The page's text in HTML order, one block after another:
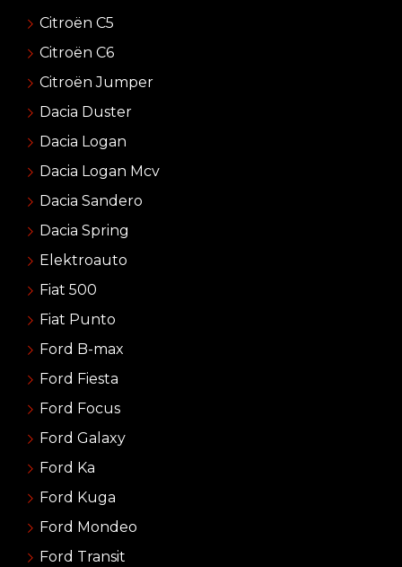
Citroën C5
Citroën C6
Citroën Jumper
Dacia Duster
Dacia Logan
Dacia Logan Mcv
Dacia Sandero
Dacia Spring
Elektroauto
Fiat 500
Fiat Punto
Ford B-max
Ford Fiesta
Ford Focus
Ford Galaxy
Ford Ka
Ford Kuga
Ford Mondeo
Ford Transit